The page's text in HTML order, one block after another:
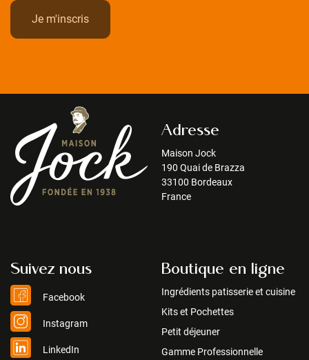
Adresse
Maison Jock
190 Quai de Brazza
33100 Bordeaux
France
Boutique en ligne
Ingrédients patisserie et cuisine
Kits et Pochettes
Petit déjeuner
Gamme Professionnelle
Suivez nous
Facebook
Instagram
LinkedIn